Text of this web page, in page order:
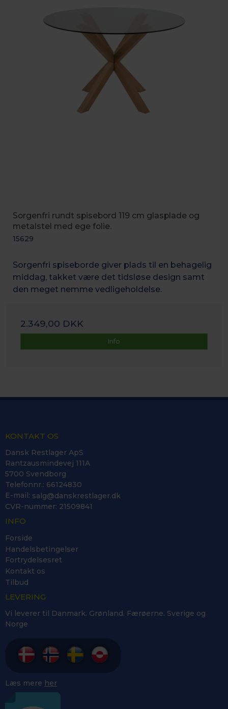
Sorgenfri rundt spisebord 119 cm glasplade og
metalstel med ege folie.
15629
Sorgenfri spiseborde giver plads til en behagelig
middag, takket være det tidsløse design samt
den meget nemme vedligeholdelse.
2.349,00 DKK
Info
KONTAKT OS
Dansk Restlager ApS
Rantzausmindevej 111A
5700 Svendborg
Telefonnr.: 66124830
E-mail: salg@danskrestlager.dk
CVR-nummer: 21509841
INFO
Forside
Handelsbetingelser
Fortrydelsesret
Kontakt os
Tilbud
LEVERING
Vi leverer til Danmark. Grønland. Færøerne. Sverige og
Norge
Læs mere her